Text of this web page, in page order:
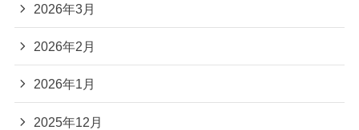
2026年3月
2026年2月
2026年1月
2025年12月